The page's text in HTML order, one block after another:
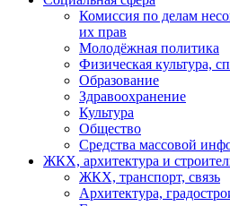
Комиссия по делам
их прав
Молодёжная политика
Физическая культура,
Образование
Здравоохранение
Культура
Общество
Средства массовой
ЖКХ, архитектура и
ЖКХ, транспорт, связь
Архитектура,